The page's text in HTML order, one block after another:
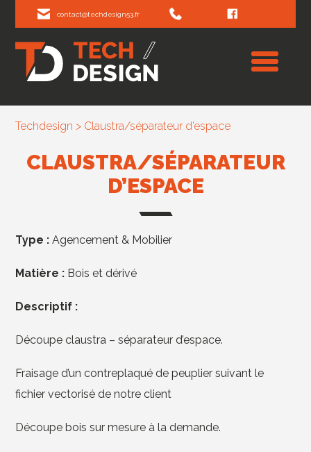
contact@techdesign53.fr
Techdesign > Claustra/séparateur d’espace
CLAUSTRA/SÉPARATEUR
D’ESPACE
Type : Agencement & Mobilier
Matière : Bois et dérivé
Descriptif :
Découpe claustra – séparateur d’espace.
Fraisage d’un contreplaqué de peuplier suivant le
fichier vectorisé de notre client
Découpe bois sur mesure à la demande.